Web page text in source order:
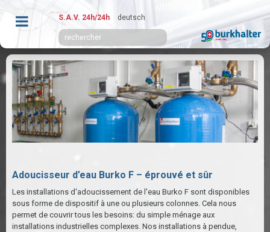
S.A.V. 24h/24h deutsch
Adoucisseur d’eau Burko F – éprouvé et sûr
Les installations d'adoucissement de l'eau Burko F sont disponibles
sous forme de dispositif à une ou plusieurs colonnes. Cela nous
permet de couvrir tous les besoins: du simple ménage aux
installations industrielles complexes. Nos installations à pendue,